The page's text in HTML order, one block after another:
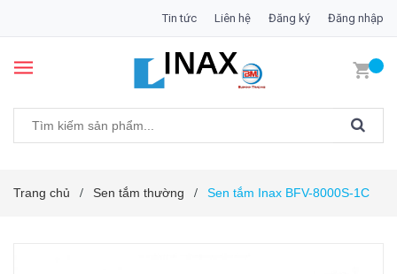
Tin tức Liên hệ Đăng ký Đăng nhập
Trang chủ / Sen tắm thường / Sen tắm Inax BFV-8000S-1C